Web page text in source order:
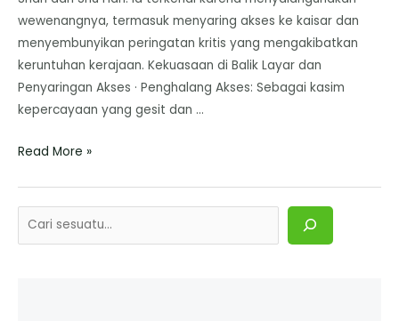
wewenangnya, termasuk menyaring akses ke kaisar dan
menyembunyikan peringatan kritis yang mengakibatkan
keruntuhan kerajaan. Kekuasaan di Balik Layar dan
Penyaringan Akses · Penghalang Akses: Sebagai kasim
kepercayaan yang gesit dan …
Read More »